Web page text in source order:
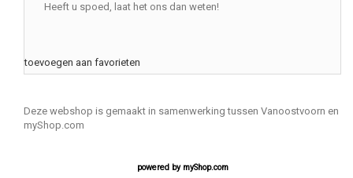
Heeft u spoed, laat het ons dan weten!
toevoegen aan favorieten
Deze webshop is gemaakt in samenwerking tussen Vanoostvoorn en
myShop.com
powered by myShop.com